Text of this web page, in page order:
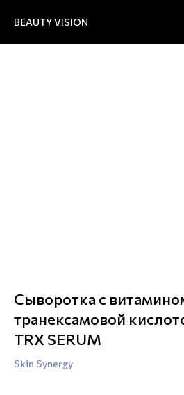
BEAUTY VISION
Сыворотка с
транексамовой
TRX SERUM
Skin Synergy